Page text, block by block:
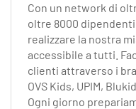
IT
DE
Con un network di
oltre 8000
realizzare la nostra
accessibile a tutti.
clienti attraverso i
OVS Kids, UPIM,
Ogni giorno